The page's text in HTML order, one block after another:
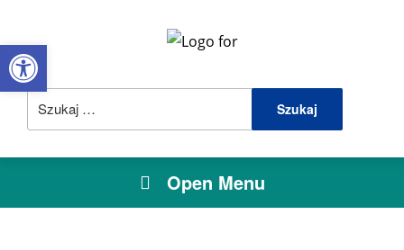
Open Menu
Open toolbar